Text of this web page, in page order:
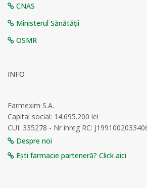
CNAS
Ministerul Sănătății
OSMR
INFO
Farmexim S.A.
Capital social: 14.695.200 lei
CUI: 335278 - Nr inreg RC:
Despre noi
Ești farmacie parteneră? Click aici